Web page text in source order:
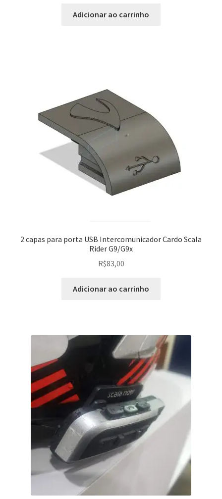
Adicionar ao carrinho
2 capas para porta USB Intercomunicador Cardo Scala
Rider G9/G9x
R$83,00
Adicionar ao carrinho